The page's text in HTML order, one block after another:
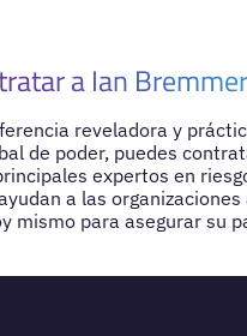
a Ian
reveladora y
de poder, puedes
expertos en
a las
mismo para asegurar su